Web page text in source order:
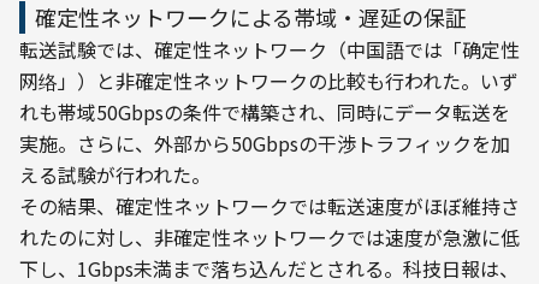
確定性ネットワークによる帯域・遅延の保証
転送試験では、確定性ネットワーク（中国語では「确定性
网络」）と非確定性ネットワークの比較も行われた。いず
れも帯域50Gbpsの条件で構築され、同時にデータ転送を
実施。さらに、外部から50Gbpsの干渉トラフィックを加
える試験が行われた。
その結果、確定性ネットワークでは転送速度がほぼ維持さ
れたのに対し、非確定性ネットワークでは速度が急激に低
下し、1Gbps未満まで落ち込んだとされる。科技日報は、